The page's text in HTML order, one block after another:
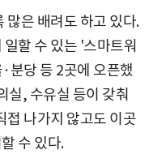
많은 배려도 하고 있다.
할 수 있는 '스마트워
분당 등 2곳에 오픈했
실, 수유실 등이 갖춰
접 나가지 않고도 이곳
수 있다.